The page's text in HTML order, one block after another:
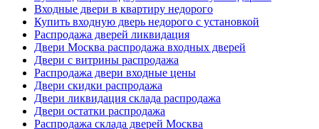
Входные двери в квартиру недорого
Купить входную дверь недорого с установкой
Распродажа дверей ликвидация
Двери Москва распродажа входных дверей
Двери с витрины распродажа
Распродажа двери входные цены
Двери скидки распродажа
Двери ликвидация склада распродажа
Двери остатки распродажа
Распродажа склада дверей Москва